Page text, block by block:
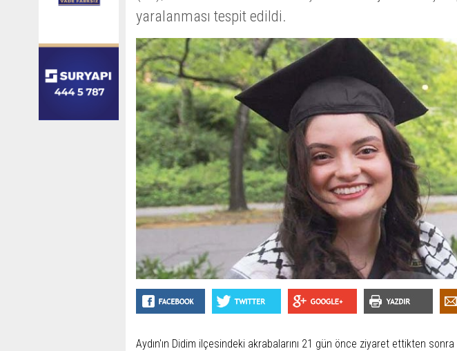
yaralanması tespit edildi.
Aydın'ın Didim ilçesindeki akrabalarını 21 gün önce ziyaret ettikten